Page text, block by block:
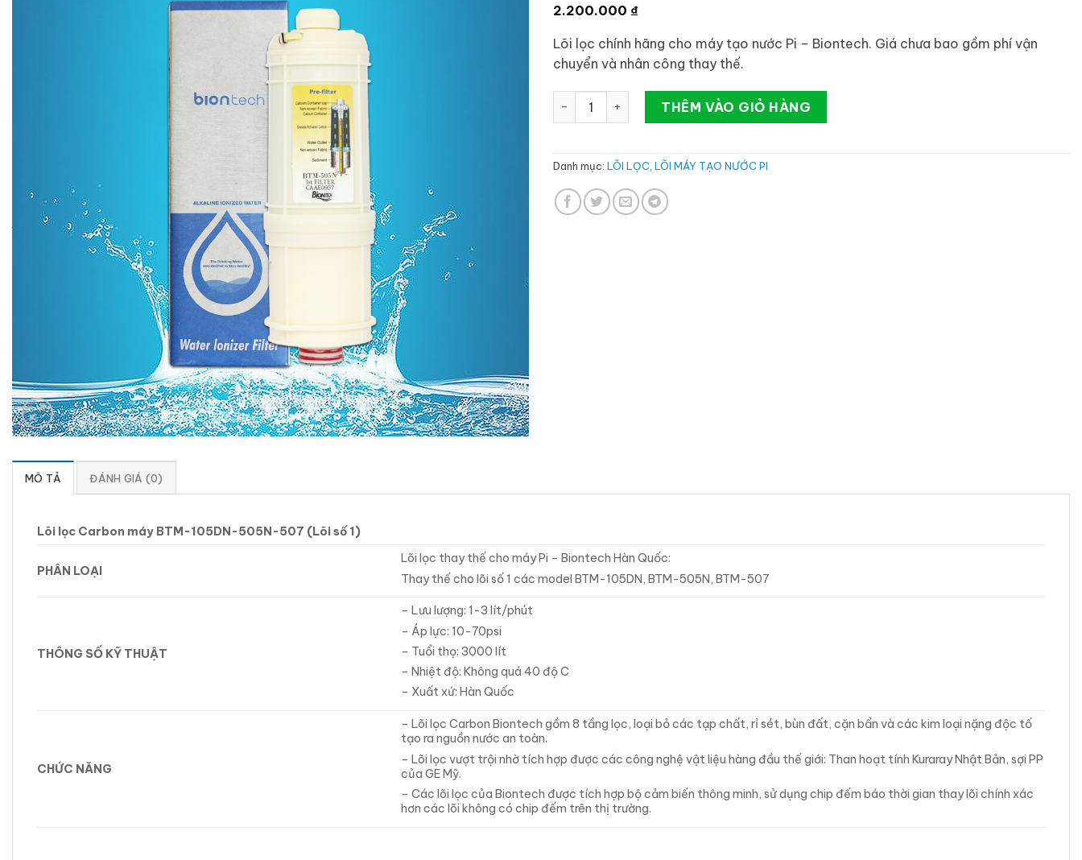
2.200.000 ₫
Lõi lọc chính hãng cho máy tạo nước Pi – Biontech. Giá chưa bao gồm phí vận
chuyển và nhân công thay thế.
LÕI LỌC PRE-FILTER MÁY TẠO NƯỚC PI BTM-105DN (Lõi số 1) số lượng
THÊM VÀO GIỎ HÀNG
Danh mục: LÕI LỌC LÕI MÁY TẠO NƯỚC PI
MÔ TẢ ĐÁNH GIÁ (0)
Lõi lọc Carbon máy BTM-105DN-505N-507 (Lõi số 1)
PHÂN LOẠI
Lõi lọc thay thế cho máy Pi – Biontech Hàn Quốc:
Thay thế cho lõi số 1 các model BTM-105DN, BTM-505N, BTM-507
THÔNG SỐ KỸ THUẬT
– Lưu lượng: 1-3 lít/phút
– Áp lực: 10-70psi
– Tuổi thọ: 3000 lít
– Nhiệt độ: Không quá 40 độ C
– Xuất xứ: Hàn Quốc
CHỨC NĂNG
– Lõi lọc Carbon Biontech gồm 8 tầng lọc, loại bỏ các tạp chất, rỉ sét, bùn đất, cặn bẩn và các kim loại nặng độc tố
tạo ra nguồn nước an toàn.
– Lõi lọc vượt trội nhờ tích hợp được các công nghệ vật liệu hàng đầu thế giới: Than hoạt tính Kuraray Nhật Bản, sợi PP
của GE Mỹ.
– Các lõi lọc của Biontech được tích hợp bộ cảm biến thông minh, sử dụng chip đếm báo thời gian thay lõi chính xác
hơn các lõi không có chip đếm trên thị trường.